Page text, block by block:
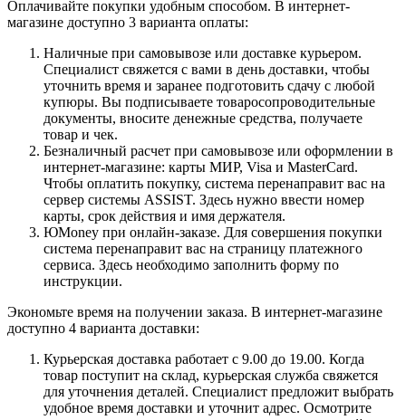
Оплачивайте покупки удобным способом. В интернет-
магазине доступно 3 варианта оплаты:
Наличные при самовывозе или доставке курьером.
Специалист свяжется с вами в день доставки, чтобы
уточнить время и заранее подготовить сдачу с любой
купюры. Вы подписываете товаросопроводительные
документы, вносите денежные средства, получаете
товар и чек.
Безналичный расчет при самовывозе или оформлении в
интернет-магазине: карты МИР, Visa и MasterCard.
Чтобы оплатить покупку, система перенаправит вас на
сервер системы ASSIST. Здесь нужно ввести номер
карты, срок действия и имя держателя.
ЮMoney при онлайн-заказе. Для совершения покупки
система перенаправит вас на страницу платежного
сервиса. Здесь необходимо заполнить форму по
инструкции.
Экономьте время на получении заказа. В интернет-магазине
доступно 4 варианта доставки:
Курьерская доставка работает с 9.00 до 19.00. Когда
товар поступит на склад, курьерская служба свяжется
для уточнения деталей. Специалист предложит выбрать
удобное время доставки и уточнит адрес. Осмотрите